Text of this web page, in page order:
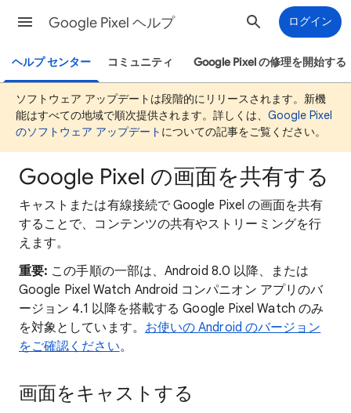
Google Pixel ヘルプ ログイン
ヘルプ センター コミュニティ Google Pixel の修理を開始する
ソフトウェア アップデートは段階的にリリースされます。新機
能はすべての地域で順次提供されます。詳しくは、 Google Pixel
のソフトウェア アップデート についての記事をご覧ください。
Google Pixel の画面を共有する
キャストまたは有線接続で Google Pixel の画面を共有
することで、コンテンツの共有やストリーミングを行
えます。
重要: この手順の一部は、Android 8.0 以降、または
Google Pixel Watch Android コンパニオン アプリのバ
ージョン 4.1 以降を搭載する Google Pixel Watch のみ
を対象としています。 お使いの Android のバージョン
をご確認ください。
画面をキャストする